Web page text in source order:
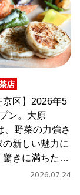
店
京区】2026年5
ン。大原
、野菜の力強さ
の新しい魅力に
驚きに満ちたカ
2026.07.24